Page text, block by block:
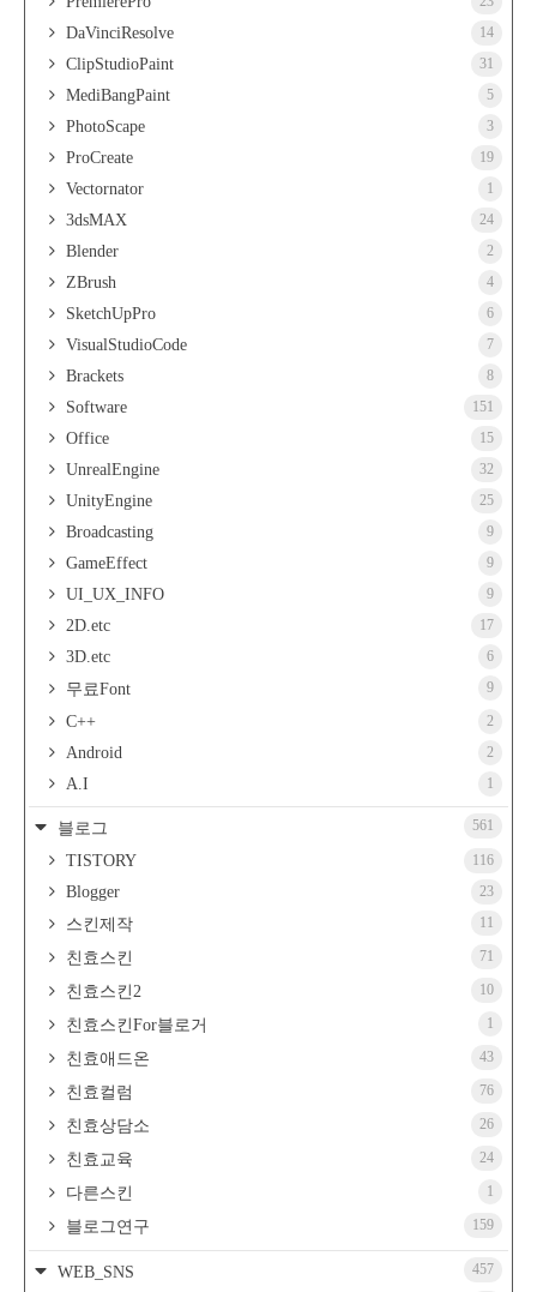
DaVinciResolve 14
ClipStudioPaint 31
MediBangPaint 5
PhotoScape 3
ProCreate 19
Vectornator 1
3dsMAX 24
Blender 2
ZBrush 4
SketchUpPro 6
VisualStudioCode 7
Brackets 8
Software 151
Office 15
UnrealEngine 32
UnityEngine 25
Broadcasting 9
GameEffect 9
UI_UX_INFO 9
2D.etc 17
3D.etc 6
무료Font 9
C++ 2
Android 2
A.I 1
블로그 561
TISTORY 116
Blogger 23
스킨제작 11
친효스킨 71
친효스킨2 10
친효스킨For블로거 1
친효애드온 43
친효컬럼 76
친효상담소 26
친효교육 24
다른스킨 1
블로그연구 159
WEB_SNS 457